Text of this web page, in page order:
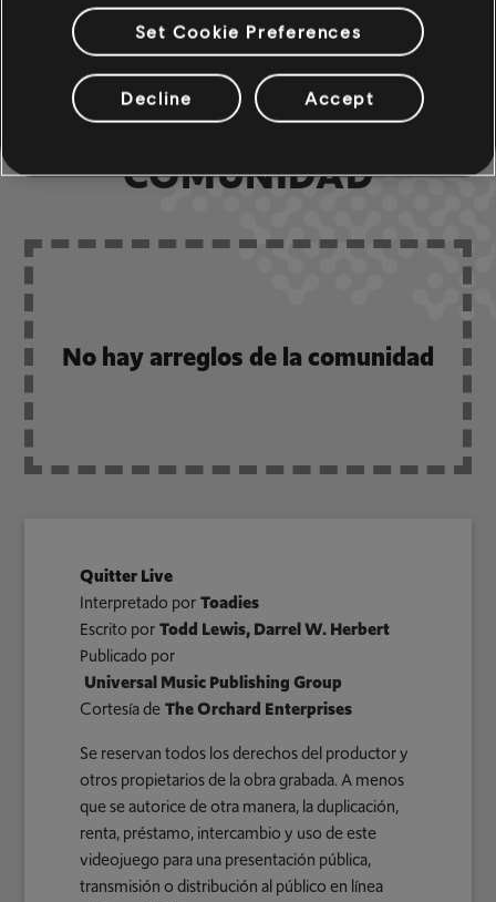
ARREGLOS DE LA
COMUNIDAD
No hay arreglos de la comunidad
Quitter Live
Interpretado porToadies
Escrito porTodd Lewis, Darrel W. Herbert
Publicado por
Universal Music Publishing Group
Cortesía deThe Orchard Enterprises
Se reservan todos los derechos del productor y
otros propietarios de la obra grabada. A menos
que se autorice de otra manera, la duplicación,
renta, préstamo, intercambio y uso de este
videojuego para una presentación pública,
transmisión o distribución al público en línea
Set Cookie Preferences
Decline Accept